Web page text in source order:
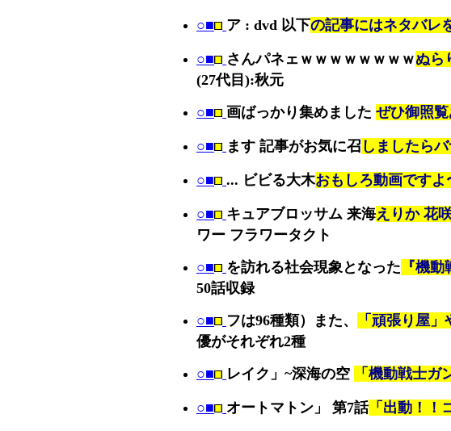
○■ ア : dvd 以下の記事にはネタバレ
○■ さんパネェｗｗｗｗｗｗｗｗぬら
(27代目):秋元
○■ 画ばっかり集めました ぜひ御照覧
○■ ます 記事がお気に召 しましたら
○■ ... ビビる大木おもしろ動画ですよ
○■ キュアブロッサム 来海えりか 花
ワー フラワータクト
○■ を訪れる社会現象となった 『機
50話収録
○■ フは96種類）また、 「頑張り屋
優がそれぞれ2種
○■ レイク」~深海の空 「機動戦士ガ
○■ オートマトン」 第7話 「出動！！